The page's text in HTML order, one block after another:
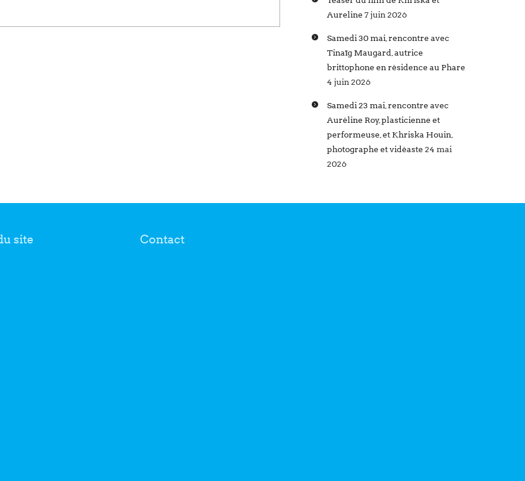
Aureline 7 juin 2026
Samedi 30 mai, rencontre avec
Tinaïg Maugard, autrice
brittophone en résidence au Phare
4 juin 2026
Samedi 23 mai, rencontre avec
Auréline Roy, plasticienne et
performeuse, et Khriska Houin,
photographe et vidéaste 24 mai
2026
site Contact